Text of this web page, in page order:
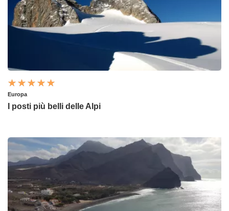
Europa
I posti più belli delle Alpi